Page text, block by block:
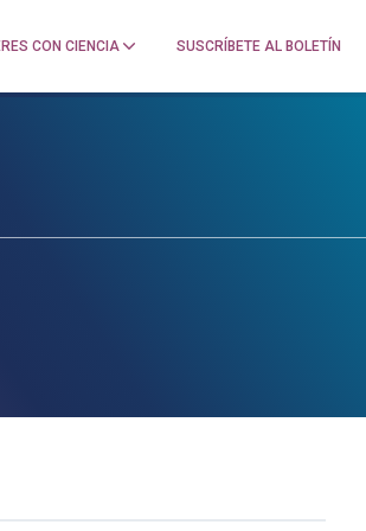
CON CIENCIA SUSCRÍBETE AL BOLETÍN